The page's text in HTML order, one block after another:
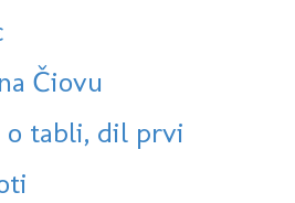
Čiovu
o tabli, dil prvi